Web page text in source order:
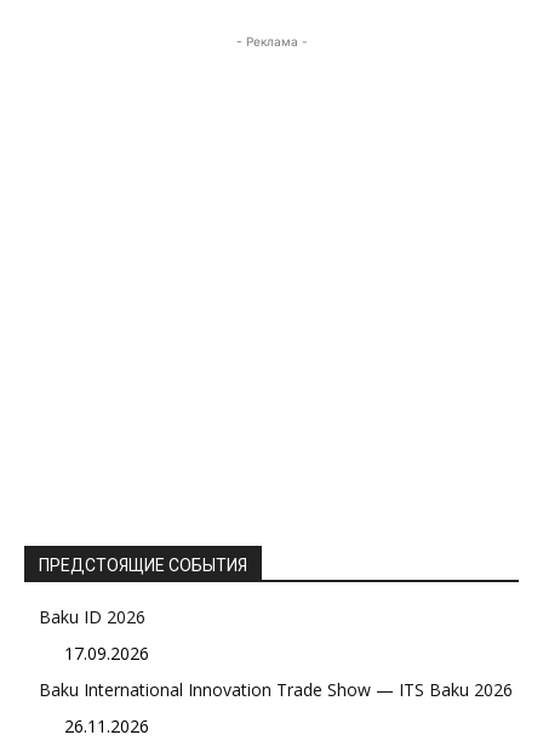
- Реклама -
ПРЕДСТОЯЩИЕ СОБЫТИЯ
Baku ID 2026
17.09.2026
Baku International Innovation Trade Show — ITS Baku 2026
26.11.2026